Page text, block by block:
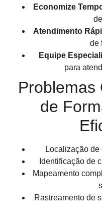
Economize
Atendimento
de
Equipe
para
Problemas
de
Localização
Identificação de
Mapeamento
Rastreamento de